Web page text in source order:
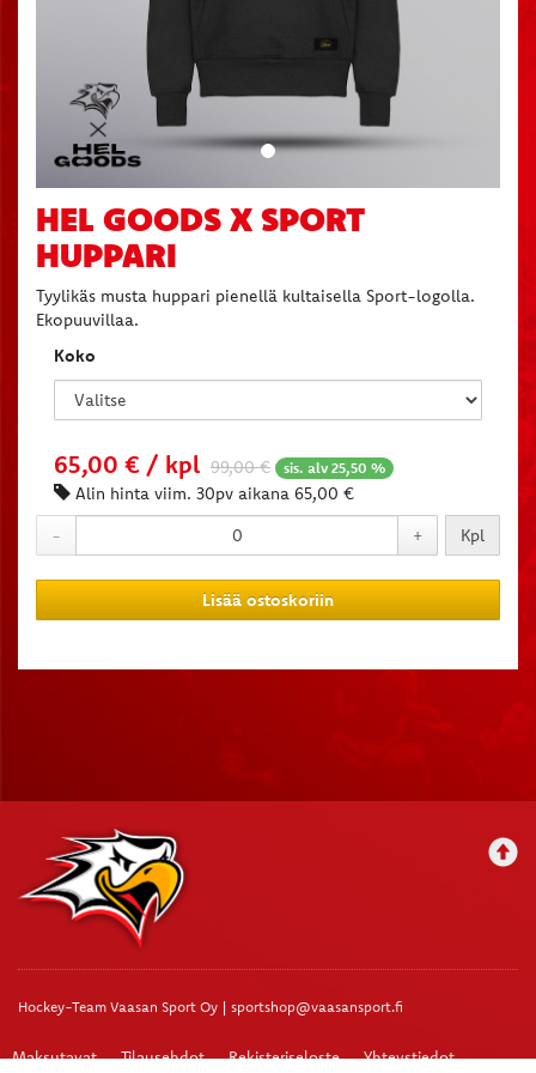
HEL GOODS X SPORT
HUPPARI
Tyylikäs musta huppari pienellä kultaisella Sport-logolla.
Ekopuuvillaa.
Koko
65,00 € / kpl 99,00 € sis. alv 25,50 %
Alin hinta viim. 30pv aikana 65,00 €
-
+ Kpl
Lisää ostoskoriin
Hockey-Team Vaasan Sport Oy | sportshop@vaasansport.fi
Maksutavat Tilausehdot Rekisteriseloste Yhteystiedot